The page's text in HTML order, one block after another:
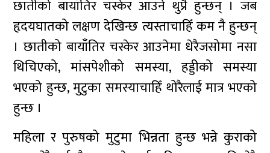
छातीको बायाँतिर चस्केर आउने थुप्रै हुन्छन् । जब
हृदयघातको लक्षण देखिन्छ त्यस्ताचाहिँ कम नै हुन्छन्
। छातीको बायाँतिर चस्केर आउनेमा धेरैजसोमा नसा
थिचिएको, मांसपेशीको समस्या, हड्डीको समस्या
भएको हुन्छ, मुटुका समस्याचाहिँ थोरैलाई मात्र भएको
हुन्छ ।
महिला र पुरुषको मुटुमा भिन्नता हुन्छ भन्ने कुराको